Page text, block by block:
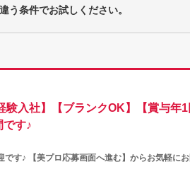
違う条件でお試しください。
入社】【ブランクOK】【賞与年1
す♪
です♪ 【美プロ応募画面へ進む】からお気軽に